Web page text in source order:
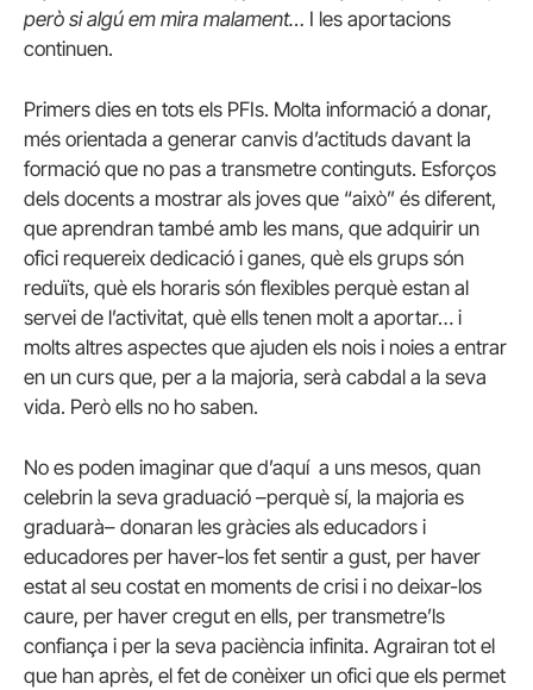
però si algú em mira malament… I les aportacions
continuen.
Primers dies en tots els PFIs. Molta informació a donar,
més orientada a generar canvis d’actituds davant la
formació que no pas a transmetre continguts. Esforços
dels docents a mostrar als joves que “això” és diferent,
que aprendran també amb les mans, que adquirir un
ofici requereix dedicació i ganes, què els grups són
reduïts, què els horaris són flexibles perquè estan al
servei de l’activitat, què ells tenen molt a aportar… i
molts altres aspectes que ajuden els nois i noies a entrar
en un curs que, per a la majoria, serà cabdal a la seva
vida. Però ells no ho saben.
No es poden imaginar que d’aquí a uns mesos, quan
celebrin la seva graduació –perquè sí, la majoria es
graduarà– donaran les gràcies als educadors i
educadores per haver-los fet sentir a gust, per haver
estat al seu costat en moments de crisi i no deixar-los
caure, per haver cregut en ells, per transmetre’ls
confiança i per la seva paciència infinita. Agrairan tot el
que han après, el fet de conèixer un ofici que els permet